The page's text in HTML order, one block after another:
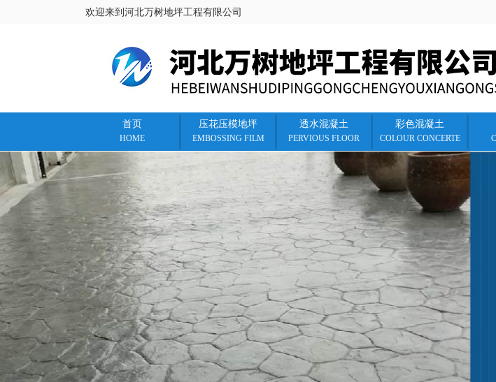
欢迎来到河北万树地坪工程有限公司
首页
HOME
压花压模地坪
EMBOSSING FILM
透水混凝土
PERVIOUS FLOOR
彩色混凝土
COLOUR CONCERTE